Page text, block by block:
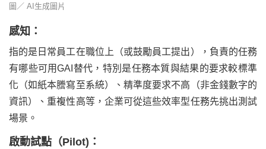
圖／ AI生成圖片
感知：
指的是日常員工在職位上（或鼓勵員工提出），負責的任務
有哪些可用GAI替代，特別是任務本質與結果的要求較標準
化（如紙本謄寫至系統）、精準度要求不高（非金錢數字的
資訊）、重複性高等，企業可從這些效率型任務先挑出測試
場景。
啟動試點（Pilot)：